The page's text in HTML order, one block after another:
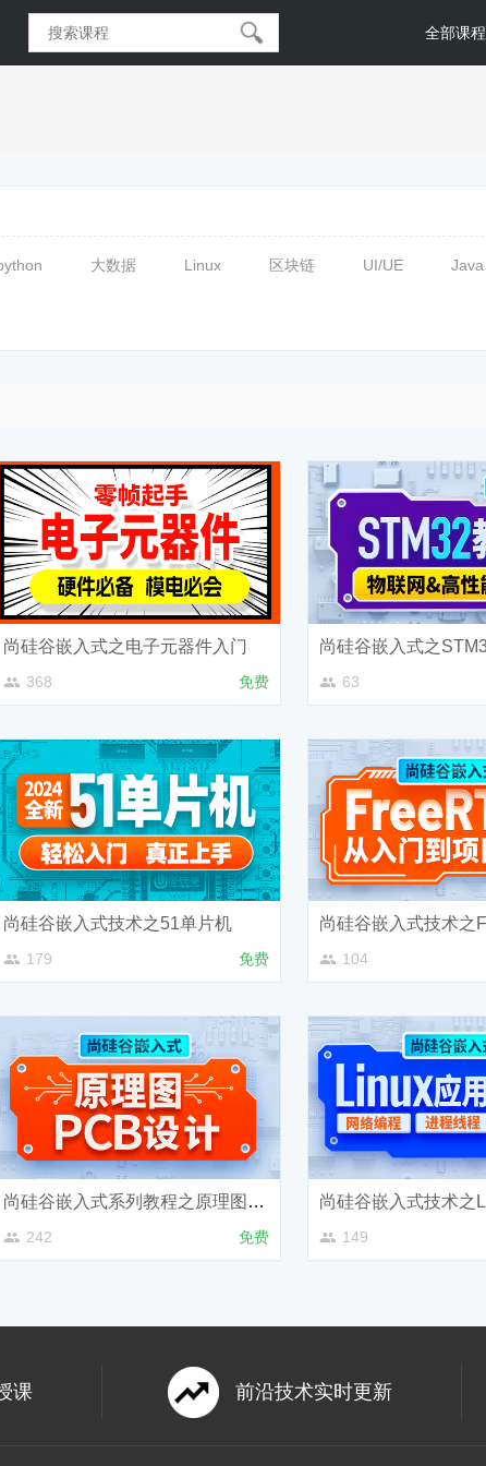
全部课程
大数据 Linux 区块链 UI/UE Java
尚硅谷嵌入式之电子元器件入门
368 免费 63
尚硅谷嵌入式技术之51单片机
179 免费 104
尚硅谷嵌入式系列教程之原理图及PCB设计教程
242 免费 149
课 前沿技术实时更新